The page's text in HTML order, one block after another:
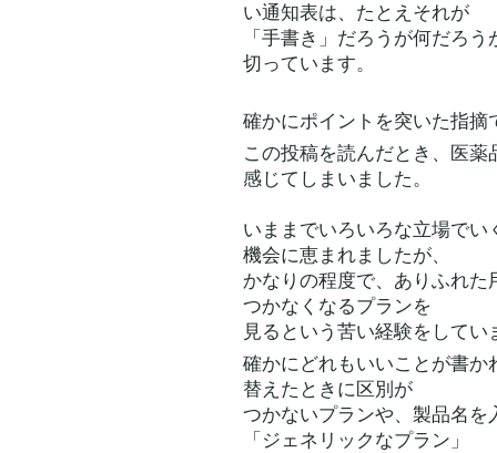
い通知表は、たとえそれが
「手書き」だろうが何だろ
切っています。
確かにポイントを突いた指摘
この投稿を読んだとき、医
感じてしまいました。
いままでいろいろな立場で
機会に恵まれましたが、
かなりの程度で、ありふれ
つかなくなるプランを
見るという苦い経験をしてい
確かにどれもいいことが書
替えたときに区別が
つかないプランや、製品名
「ジェネリックなプラン」